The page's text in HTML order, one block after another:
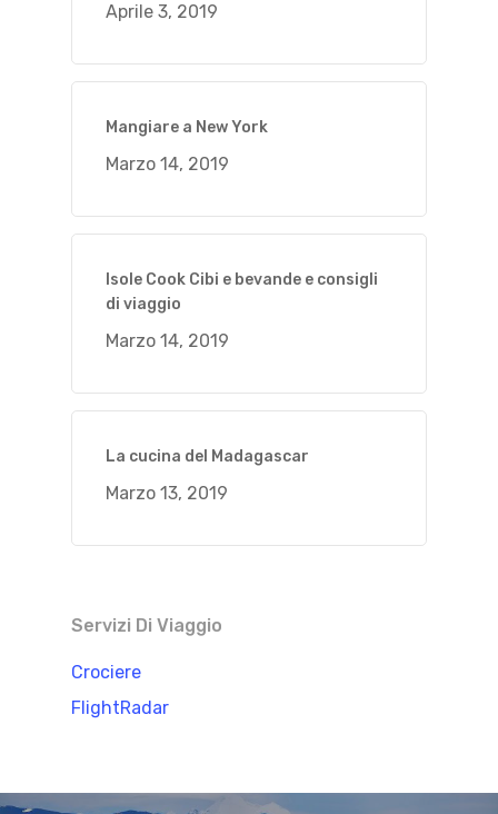
Aprile 3, 2019
Mangiare a New York
Marzo 14, 2019
Isole Cook Cibi e bevande e consigli
di viaggio
Marzo 14, 2019
La cucina del Madagascar
Marzo 13, 2019
Servizi Di Viaggio
Crociere
FlightRadar